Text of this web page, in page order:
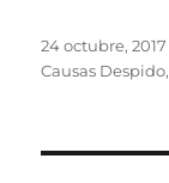
Publicado
el
24 octubre, 2017
Causas Despido,